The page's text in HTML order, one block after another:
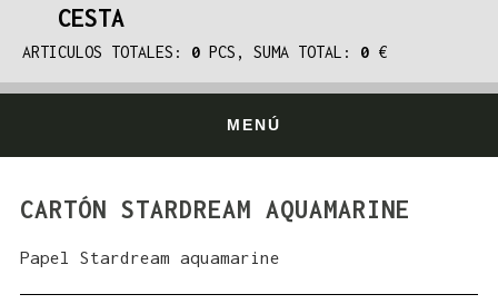
CESTA
ARTICULOS TOTALES: 0 PCS, SUMA TOTAL: 0 €
MENÚ
CARTÓN STARDREAM AQUAMARINE
Papel Stardream aquamarine